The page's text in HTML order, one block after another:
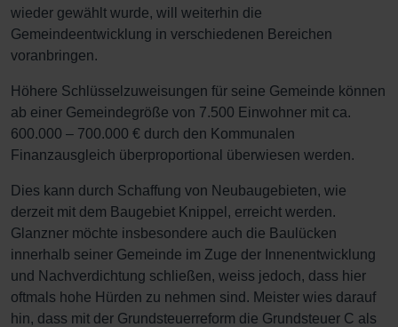
wieder gewählt wurde, will weiterhin die
Gemeindeentwicklung in verschiedenen Bereichen
voranbringen.
Höhere Schlüsselzuweisungen für seine Gemeinde können
ab einer Gemeindegröße von 7.500 Einwohner mit ca.
600.000 – 700.000 € durch den Kommunalen
Finanzausgleich überproportional überwiesen werden.
Dies kann durch Schaffung von Neubaugebieten, wie
derzeit mit dem Baugebiet Knippel, erreicht werden.
Glanzner möchte insbesondere auch die Baulücken
innerhalb seiner Gemeinde im Zuge der Innenentwicklung
und Nachverdichtung schließen, weiss jedoch, dass hier
oftmals hohe Hürden zu nehmen sind. Meister wies darauf
hin, dass mit der Grundsteuerreform die Grundsteuer C als